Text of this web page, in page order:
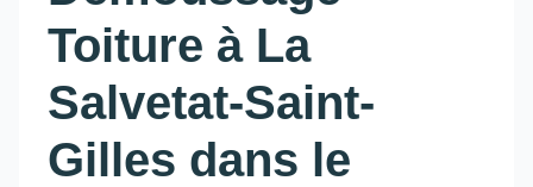
Toiture à La
Salvetat-Saint-
Gilles dans le